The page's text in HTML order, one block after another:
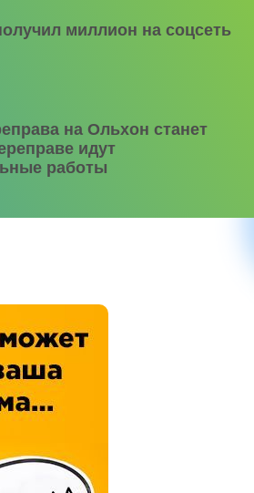
миллион на соцсеть
на Ольхон станет
идут
работы